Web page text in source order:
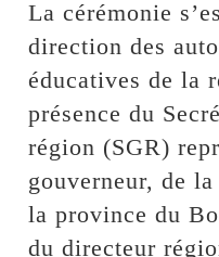
La cérémonie
direction des
éducatives de la
présence du
région (SGR)
gouverneur, de
la province du
du directeur